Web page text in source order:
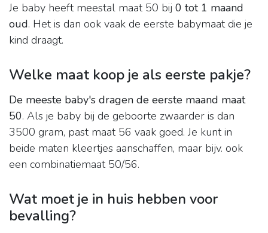
Je baby heeft meestal maat 50 bij 0 tot 1 maand
oud. Het is dan ook vaak de eerste babymaat die je
kind draagt.
Welke maat koop je als eerste pakje?
De meeste baby's dragen de eerste maand maat
50. Als je baby bij de geboorte zwaarder is dan
3500 gram, past maat 56 vaak goed. Je kunt in
beide maten kleertjes aanschaffen, maar bijv. ook
een combinatiemaat 50/56.
Wat moet je in huis hebben voor
bevalling?